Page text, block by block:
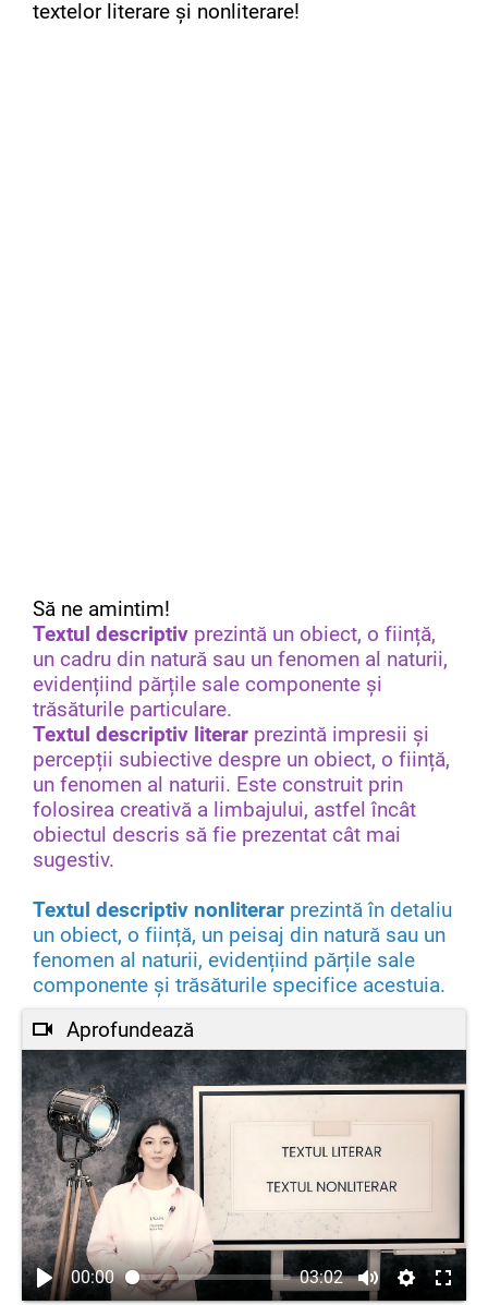
textelor literare și nonliterare!
Să ne amintim!
Textul descriptiv prezintă un obiect, o ființă,
un cadru din natură sau un fenomen al naturii,
evidențiind părțile sale componente și
trăsăturile particulare.
Textul descriptiv literar prezintă impresii și
percepții subiective despre un obiect, o ființă,
un fenomen al naturii. Este construit prin
folosirea creativă a limbajului, astfel încât
obiectul descris să fie prezentat cât mai
sugestiv.
Textul descriptiv nonliterar prezintă în detaliu
un obiect, o ființă, un peisaj din natură sau un
fenomen al naturii, evidențiind părțile sale
componente și trăsăturile specifice acestuia.
Aprofundează
00:00 03:02